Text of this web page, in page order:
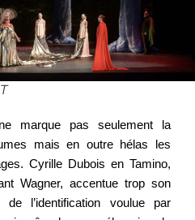
marque pas seulement la
mais en outre hélas les
Cyrille Dubois en Tamino,
Wagner, accentue trop son
l’identification voulue par